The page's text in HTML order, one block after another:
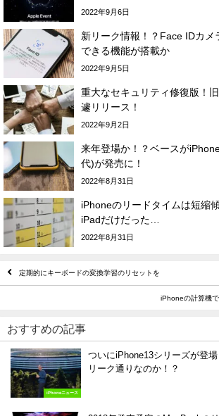
2022年9月6日
新リーク情報！？Face IDカメ
できる機能が搭載か
2022年9月5日
重大なセキュリティ修復版！
遽リリース！
2022年9月2日
来年登場か！？ベースが
代)が発売に！
2022年8月31日
iPhoneのリードタイムは短縮
iPadだけだった…
2022年8月31日
定期的にキーボードの変換学習のリセットを
iPhoneの計算機
おすすめの記事
iPhoneニュース
ついにiPhone13シリーズが登
リーク通りなのか！？